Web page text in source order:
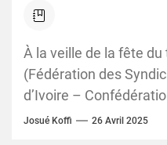
À la veille de la fête du
(Fédération des
d’Ivoire –
crise sans précédent....
Josué Koffi 26 Avril 2025